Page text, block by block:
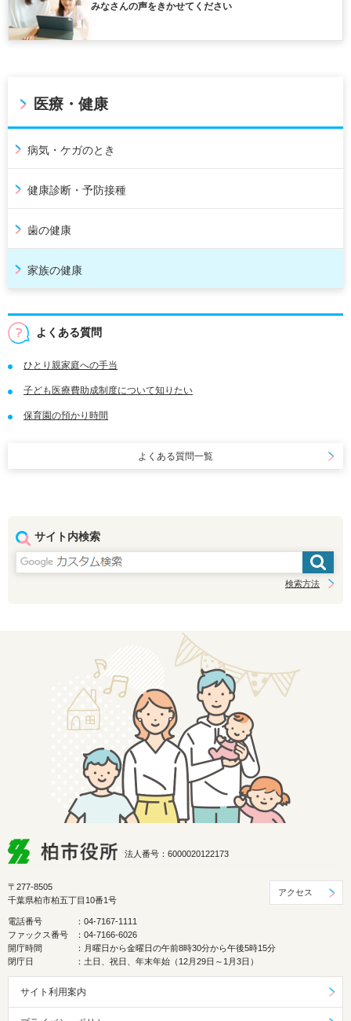
みなさんの声をきかせてください
医療・健康
病気・ケガのとき
健康診断・予防接種
歯の健康
家族の健康
よくある質問
ひとり親家庭への手当
子ども医療費助成制度について知りたい
保育園の預かり時間
よくある質問一覧
サイト内検索
検索方法
法人番号：6000020122173
〒277-8505
千葉県柏市柏五丁目10番1号
アクセス
電話番号
：04-7167-1111
ファックス番号
：04-7166-6026
開庁時間
：月曜日から金曜日の午前8時30分から午後5時15分
閉庁日
：土日、祝日、年末年始（12月29日～1月3日）
サイト利用案内